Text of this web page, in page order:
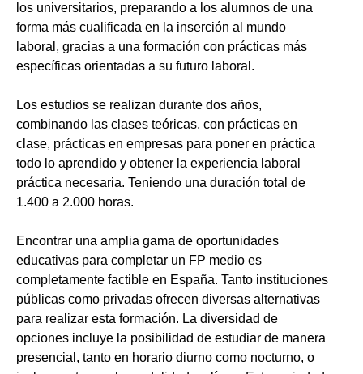
los universitarios, preparando a los alumnos de una
forma más cualificada en la inserción al mundo
laboral, gracias a una formación con prácticas más
específicas orientadas a su futuro laboral.
Los estudios se realizan durante dos años,
combinando las clases teóricas, con prácticas en
clase, prácticas en empresas para poner en práctica
todo lo aprendido y obtener la experiencia laboral
práctica necesaria. Teniendo una duración total de
1.400 a 2.000 horas.
Encontrar una amplia gama de oportunidades
educativas para completar un FP medio es
completamente factible en España. Tanto instituciones
públicas como privadas ofrecen diversas alternativas
para realizar esta formación. La diversidad de
opciones incluye la posibilidad de estudiar de manera
presencial, tanto en horario diurno como nocturno, o